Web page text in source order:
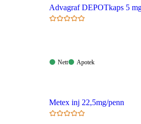
Advagraf DEPOTkaps 5
Nett:
Nett
Apotek:
Apotek
Metex inj 22,5mg/penn